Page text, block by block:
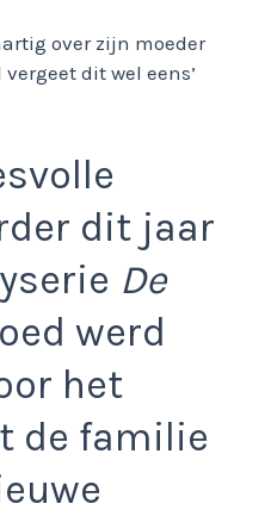
dit jaar
De
werd
het
de familie